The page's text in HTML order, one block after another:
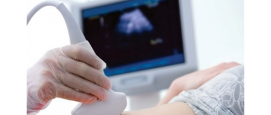
động của em bé bên trong tử cung của
người mẹ. Với siêu âm 5D, những trải
nghiệm đó đã được đưa lên một tầm
cao mới, giống như bạn đang xem
video trực tiếp vậy.
Phương pháp siêu âm 4D-5D là phương